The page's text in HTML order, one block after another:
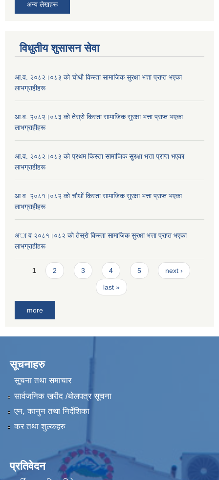
अन्य लेखहरू
विधुतीय शुसासन सेवा
आ.व. २०८२।०८३ काे चोथाै‌ किस्ता सामाजिक सुरक्षा भत्ता प्राप्त भएका
लाभग्राहीहरू
आ.व. २०८२।०८३ काे तेस्राे किस्ता सामाजिक सुरक्षा भत्ता प्राप्त भएका
लाभग्राहीहरू
आ.व. २०८२।०८३ काे प्रथम किस्ता सामाजिक सुरक्षा भत्ता प्राप्त भएका
लाभग्राहीहरू
आ.व. २०८१।०८२ काे चाैथाें किस्ता सामाजिक सुरक्षा भत्ता प्राप्त भएका
लाभग्राहीहरू
अा व २०८१।०८२ काे तेस्राे किस्ता सामाजिक सुरक्षा भत्ता प्राप्त भएका
लाभग्राहीहरू
Pages
1 2 3 4 5 next ›
last »
more
सूचनाहरु
सूचना तथा समाचार
सार्वजनिक खरीद /बोलपत्र सूचना
एन, कानुन तथा निर्देशिका
कर तथा शुल्कहरु
प्रतिवेदन